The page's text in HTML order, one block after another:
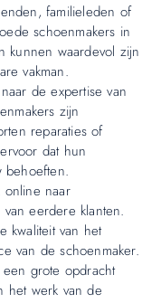
familieleden of
schoenmakers in
kunnen waardevol zijn
vakman.
de expertise van
zijn
reparaties of
dat hun
behoeften.
naar
eerdere klanten.
kwaliteit van het
van de schoenmaker.
grote opdracht
het werk van de